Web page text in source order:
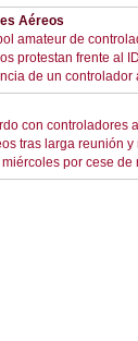
Aéreos
amateur de
protestan frente al
de un controlador
con controladores
tras larga reunión
por cese de